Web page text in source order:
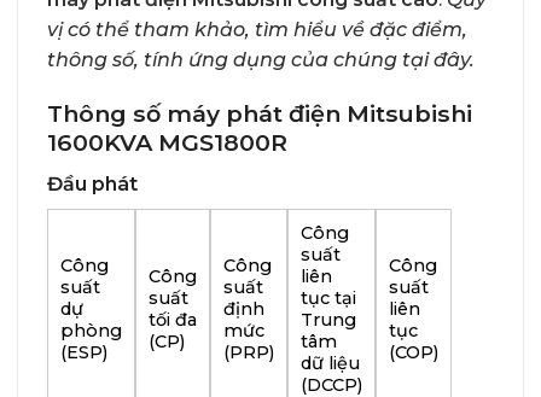
vị có thể tham khảo, tìm hiểu về đặc điểm,
thông số, tính ứng dụng của chúng tại đây.
Thông số máy phát điện Mitsubishi
1600KVA MGS1800R
Đầu phát
Công
suất
dự
phòng
(ESP)
Công
suất
tối đa
(CP)
Công
suất
định
mức
(PRP)
Công
suất
liên
tục tại
Trung
tâm
dữ liệu
(DCCP)
Công
suất
liên
tục
(COP)